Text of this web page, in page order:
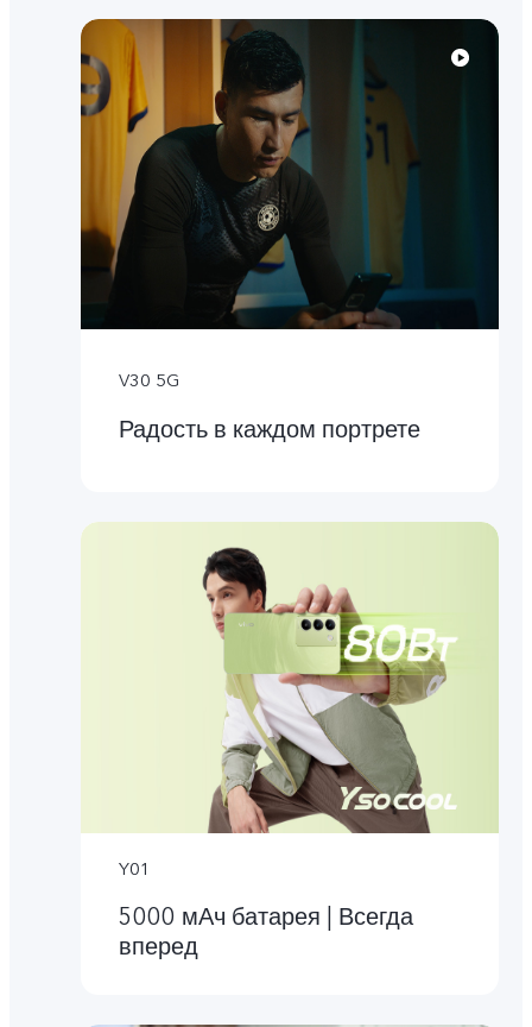
V30 5G
Радость в каждом портрете
Y01
5000 мАч батарея | Всегда
вперед